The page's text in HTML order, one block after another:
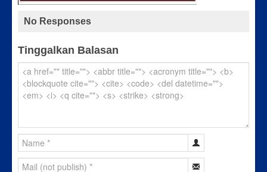
No Responses
Tinggalkan Balasan